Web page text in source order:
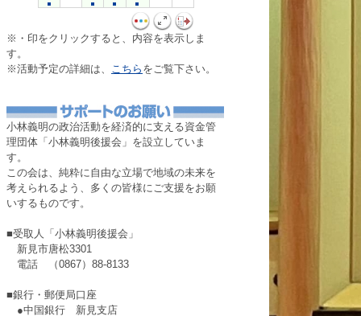
※・印をクリックすると、内容を表示しま
す。
※活動予定の詳細は、 こちら をご覧下さい。
小林義明の政治活動を経済的に支える資金管
理団体「小林義明後援会」を設立していま
す。
この会は、純粋に自由な立場で地域の未来を
考えられるよう、多くの皆様にご支援をお願
いするものです。
■受取人「小林義明後援会」
新見市唐松3301
電話 （0867）88-8133
■銀行・郵便局口座
●中国銀行 新見支店